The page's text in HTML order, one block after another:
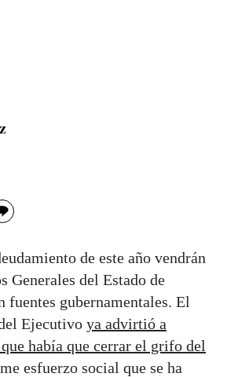
de este año vendrán
Generales del Estado de
fuentes gubernamentales. El
Ejecutivo ya advirtió a
había que cerrar el grifo del
esfuerzo social que se ha